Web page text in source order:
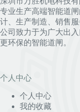
专业生产高端智能道
计、生产制造、销售
公司致力于为广大出
更环保的智能道闸。
个人中心
个人中心
我的收藏